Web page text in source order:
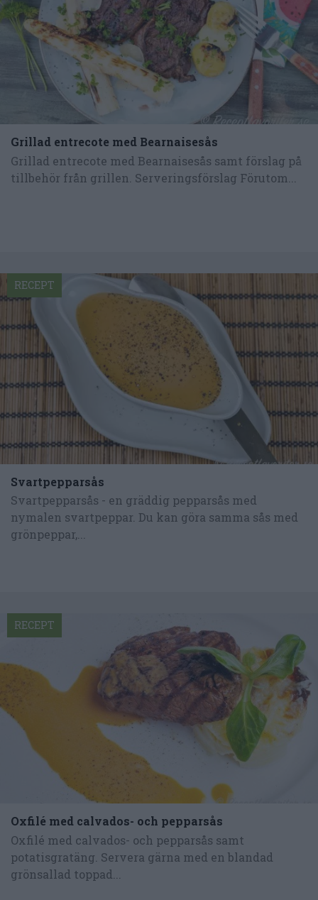
Grillad entrecote med Bearnaisesås
Grillad entrecote med Bearnaisesås samt förslag på
tillbehör från grillen. Serveringsförslag Förutom...
Svartpepparsås
Svartpepparsås - en gräddig pepparsås med
nymalen svartpeppar. Du kan göra samma sås med
grönpeppar,...
RECEPT
Oxfilé med calvados- och pepparsås
Oxfilé med calvados- och pepparsås samt
potatisgratäng. Servera gärna med en blandad
grönsallad toppad...
RECEPT